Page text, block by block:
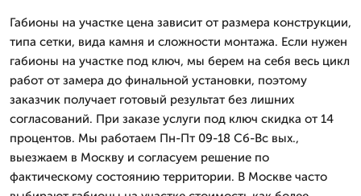
Габионы на участке цена зависит от размера конструкции,
типа сетки, вида камня и сложности монтажа. Если нужен
габионы на участке под ключ, мы берем на себя весь цикл
работ от замера до финальной установки, поэтому
заказчик получает готовый результат без лишних
согласований. При заказе услуги под ключ скидка от 14
процентов. Мы работаем Пн-Пт 09-18 Сб-Вс вых.,
выезжаем в Москву и согласуем решение по
фактическому состоянию территории. В Москве часто